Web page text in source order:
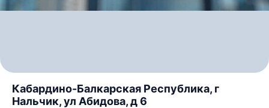
Кабардино-Балкарская Республика, г
Нальчик, ул Абидова, д 6